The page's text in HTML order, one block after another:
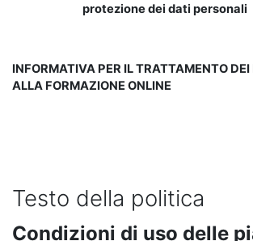
protezione dei dati personali
INFORMATIVA PER IL TRATTAMENTO DEI
ALLA FORMAZIONE ONLINE
Testo della politica
Condizioni di uso delle